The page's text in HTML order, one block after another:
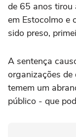
de 65 anos tirou
em Estocolmo e
sido preso,
A sentença
organizações
temem um
público - que